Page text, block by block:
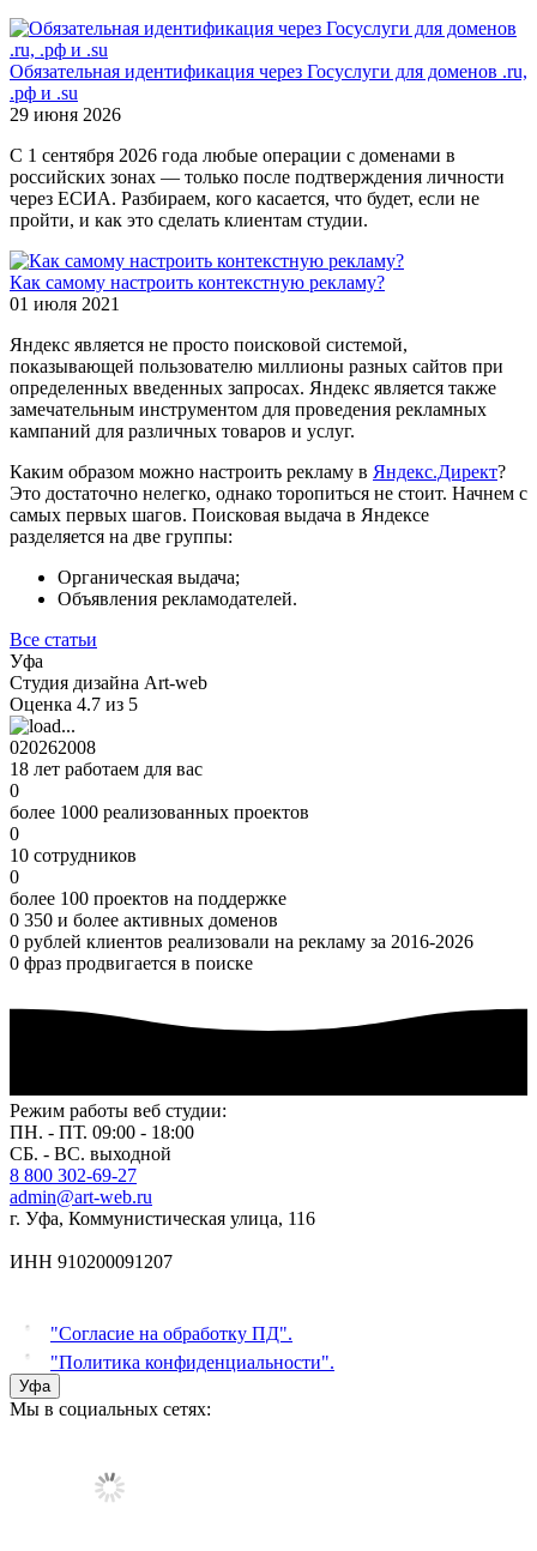
Обязательная идентификация через Госуслуги для доменов .ru,
.рф и .su
29 июня 2026
С 1 сентября 2026 года любые операции с доменами в
российских зонах — только после подтверждения личности
через ЕСИА. Разбираем, кого касается, что будет, если не
пройти, и как это сделать клиентам студии.
Как самому настроить контекстную рекламу?
01 июля 2021
Яндекс является не просто поисковой системой,
показывающей пользователю миллионы разных сайтов при
определенных введенных запросах. Яндекс является также
замечательным инструментом для проведения рекламных
кампаний для различных товаров и услуг.
Каким образом можно настроить рекламу в Яндекс.Директ?
Это достаточно нелегко, однако торопиться не стоит. Начнем с
самых первых шагов. Поисковая выдача в Яндексе
разделяется на две группы:
Органическая выдача;
Объявления рекламодателей.
Все статьи
Уфа
Студия дизайна Art-web
Оценка 4.7 из 5
020262008
18 лет работаем для вас
0
более 1000 реализованных проектов
0
10 сотрудников
0
более 100 проектов на поддержке
0 350 и более активных доменов
0 рублей клиентов реализовали на рекламу за 2016-2026
0 фраз продвигается в поиске
Режим работы веб студии:
ПН. - ПТ. 09:00 - 18:00
СБ. - ВС. выходной
8 800 302-69-27
admin@art-web.ru
г. Уфа, Коммунистическая улица, 116
ИНН 910200091207
"Согласие на обработку ПД".
"Политика конфиденциальности".
Уфа
Мы в социальных сетях: